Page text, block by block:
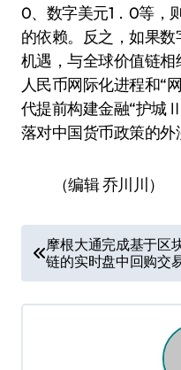
0、数字美元1．0等，
的依赖。反之，如果
机遇，与全球价值链
人民币网际化进程和“
代提前构建金融“护城
落对中国货币政策的外
（编辑 乔川川）
章
导
摩根大通完成基于区
链的实时盘中回购交